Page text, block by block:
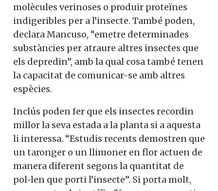
molècules verinoses o produir proteïnes
indigeribles per a l’insecte. També poden,
declara Mancuso, “emetre determinades
substàncies per atraure altres insectes que
els depredin”, amb la qual cosa també tenen
la capacitat de comunicar-se amb altres
espècies.
Inclús poden fer que els insectes recordin
millor la seva estada a la planta si a aquesta
li interessa. “Estudis recents demostren que
un taronger o un llimoner en flor actuen de
manera diferent segons la quantitat de
pol•len que porti l’insecte”. Si porta molt,